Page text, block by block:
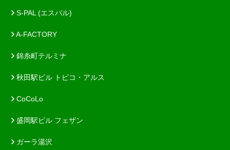
S-PAL (エスパル)
A-FACTORY
錦糸町テルミナ
秋田駅ビル トピコ・アルス
CoCoLo
盛岡駅ビル フェザン
ガーラ湯沢